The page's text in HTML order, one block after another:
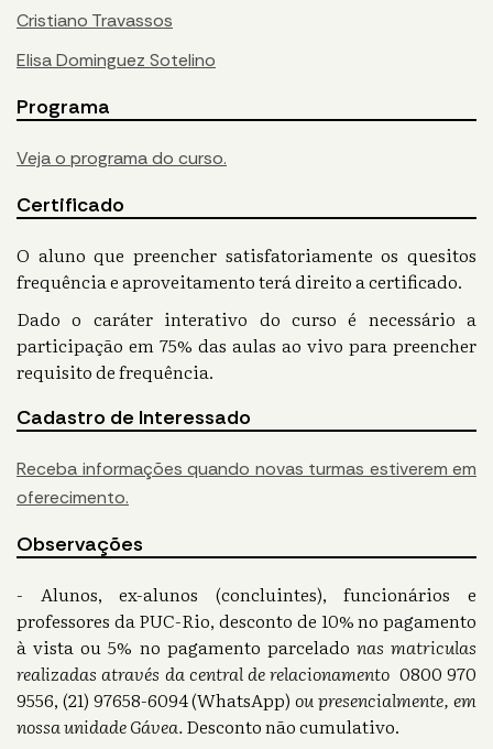
Cristiano Travassos
Elisa Dominguez Sotelino
Programa
Veja o programa do curso.
Certificado
O aluno que preencher satisfatoriamente os quesitos
frequência e aproveitamento terá direito a certificado.
Dado o caráter interativo do curso é necessário a
participação em 75% das aulas ao vivo para preencher
requisito de frequência.
Cadastro de Interessado
Receba informações quando novas turmas estiverem em
oferecimento.
Observações
- Alunos, ex-alunos (concluintes), funcionários e
professores da PUC-Rio, desconto de 10% no pagamento
à vista ou 5% no pagamento parcelado nas matriculas
realizadas através da central de relacionamento 0800 970
9556, (21) 97658-6094 (WhatsApp)ou presencialmente, em
nossa unidade Gávea.Desconto não cumulativo.